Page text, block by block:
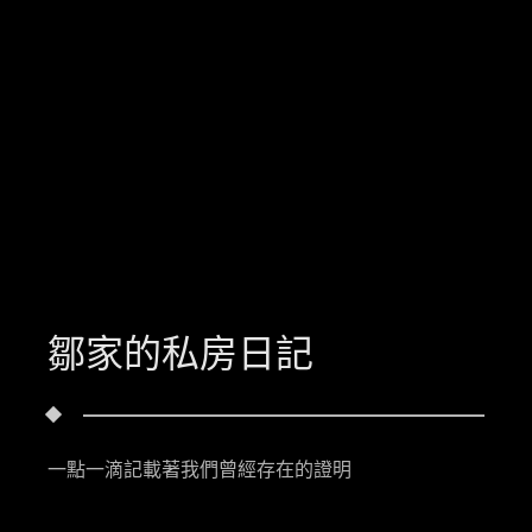
鄒家的私房日記
一點一滴記載著我們曾經存在的證明